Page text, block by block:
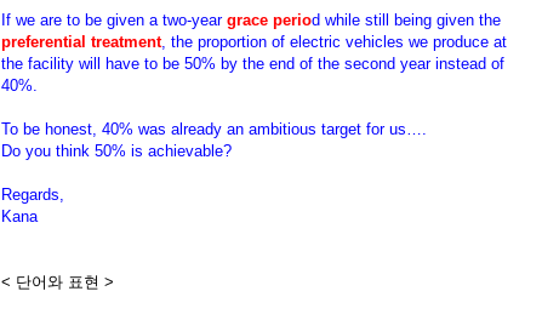
If we are to be given a two-year grace period while still being given the
preferential treatment, the proportion of electric vehicles we produce at
the facility will have to be 50% by the end of the second year instead of
40%.
To be honest, 40% was already an ambitious target for us….
Do you think 50% is achievable?
Regards,
Kana
< 단어와 표현 >